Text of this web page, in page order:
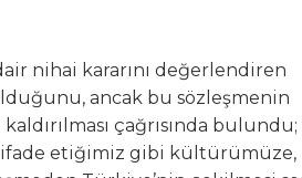
nihai kararını değerlendiren
ancak bu sözleşmenin
çağrısında bulundu;
ifade etiğimiz gibi kültürümüze,